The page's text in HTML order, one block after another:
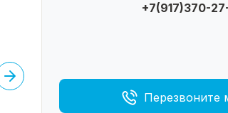
+7(917)370-
Перезвоните